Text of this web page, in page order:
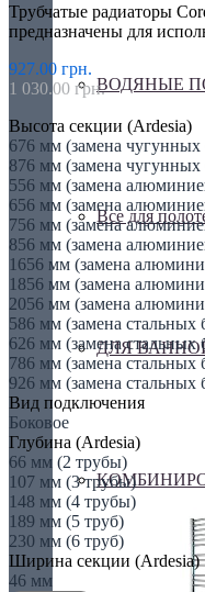
ВОДЯНЫЕ
Все для
ДЛЯ
Трубчатые радиаторы
предназначены для
927.00 грн.
1 030.00 грн.
Высота секции (Ardesia)
676 мм (замена чугунных
876 мм (замена чугунных
556 мм (замена
656 мм (замена
756 мм (замена
856 мм (замена
1656 мм (замена
1856 мм (замена
2056 мм (замена
586 мм (замена стальных
626 мм (замена стальных
786 мм (замена стальных
926 мм (замена стальных
Вид подключения
Боковое
Глубина (Ardesia)
66 мм (2 трубы)
107 мм (3 трубы)
148 мм (4 трубы)
189 мм (5 труб)
230 мм (6 труб)
Ширина секции (Ardesia)
46 мм